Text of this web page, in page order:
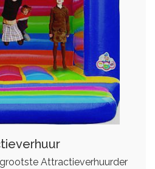
Attractieverhuurder